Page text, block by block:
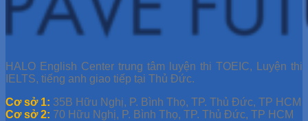
HALO English Center trung tâm luyện thi TOEIC, Luyện thi
IELTS, tiếng anh giao tiếp tại Thủ Đức.
Cơ sở 1: 35B Hữu Nghị, P. Bình Thọ, TP. Thủ Đức, TP HCM
Cơ sở 2: 70 Hữu Nghị, P. Bình Thọ, TP. Thủ Đức, TP HCM